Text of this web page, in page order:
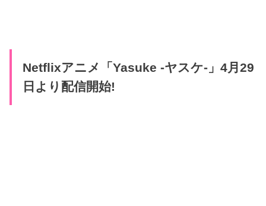
Netflixアニメ「Yasuke -ヤスケ-」4月29
日より配信開始!